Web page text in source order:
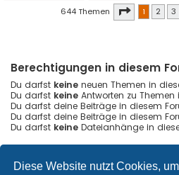
Diese Website nutzt Cookies,
644 Themen Seite von26
1 2 3
Berechtigungen in diesem
Du darfst keine neuen Themen in
Du darfst keine Antworten zu Themen
Du darfst deine Beiträge in diesem
Du darfst deine Beiträge in diesem
Du darfst keine Dateianhänge in
Foren-Übersicht